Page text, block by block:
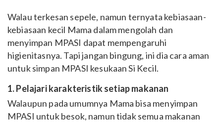
Walau terkesan sepele, namun ternyata kebiasaan-
kebiasaan kecil Mama dalam mengolah dan
menyimpan MPASI dapat mempengaruhi
higienitasnya. Tapi jangan bingung, ini dia cara aman
untuk simpan MPASI kesukaan Si Kecil.
1. Pelajari karakteristik setiap makanan
Walaupun pada umumnya Mama bisa menyimpan
MPASI untuk besok, namun tidak semua makanan